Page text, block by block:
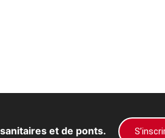
et de ponts.